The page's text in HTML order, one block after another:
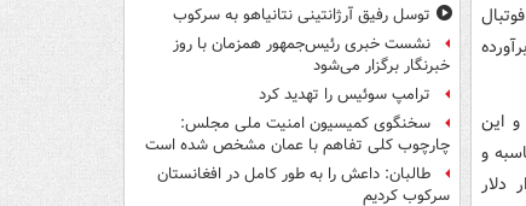
و این
و
باید رعایت شود. مثلاً بازیکنی که ۱۰۰ هزار دلار
توسل رفیق آرژانتینی نتانیاهو به سرکوب
نشست خبری رئیس‌جمهور همزمان با روز
خبرنگار برگزار می‌شود
ترامپ سوئیس را تهدید کرد
سخنگوی کمیسیون امنیت ملی مجلس:
چارچوب کلی تفاهم با عمان مشخص شده است
طالبان: داعش را به طور کامل در افغانستان
سرکوب کردیم